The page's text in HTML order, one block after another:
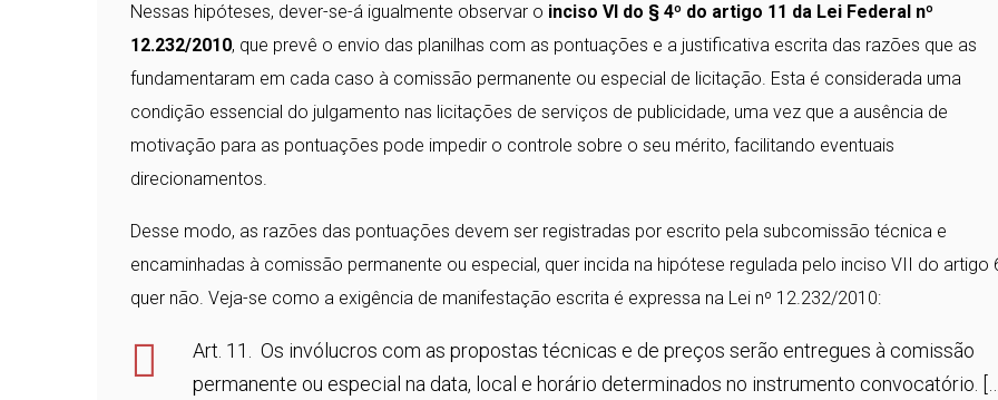
Nessas hipóteses, dever-se-á igualmente observar o inciso VI do § 4º do artigo 11 da Lei Federal nº
12.232/2010, que prevê o envio das planilhas com as pontuações e a justificativa escrita das razões que as
fundamentaram em cada caso à comissão permanente ou especial de licitação. Esta é considerada uma
condição essencial do julgamento nas licitações de serviços de publicidade, uma vez que a ausência de
motivação para as pontuações pode impedir o controle sobre o seu mérito, facilitando eventuais
direcionamentos.
Desse modo, as razões das pontuações devem ser registradas por escrito pela subcomissão técnica e
encaminhadas à comissão permanente ou especial, quer incida na hipótese regulada pelo inciso VII do artigo
quer não. Veja-se como a exigência de manifestação escrita é expressa na Lei nº 12.232/2010:
Art. 11. Os invólucros com as propostas técnicas e de preços serão entregues à comissão
permanente ou especial na data, local e horário determinados no instrumento convocatório.